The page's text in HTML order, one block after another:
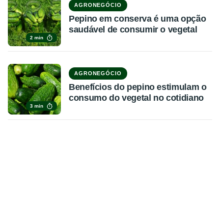
2 min
AGRONEGÓCIO
Pepino em conserva é uma opção
saudável de consumir o vegetal
3 min
AGRONEGÓCIO
Benefícios do pepino estimulam o
consumo do vegetal no cotidiano